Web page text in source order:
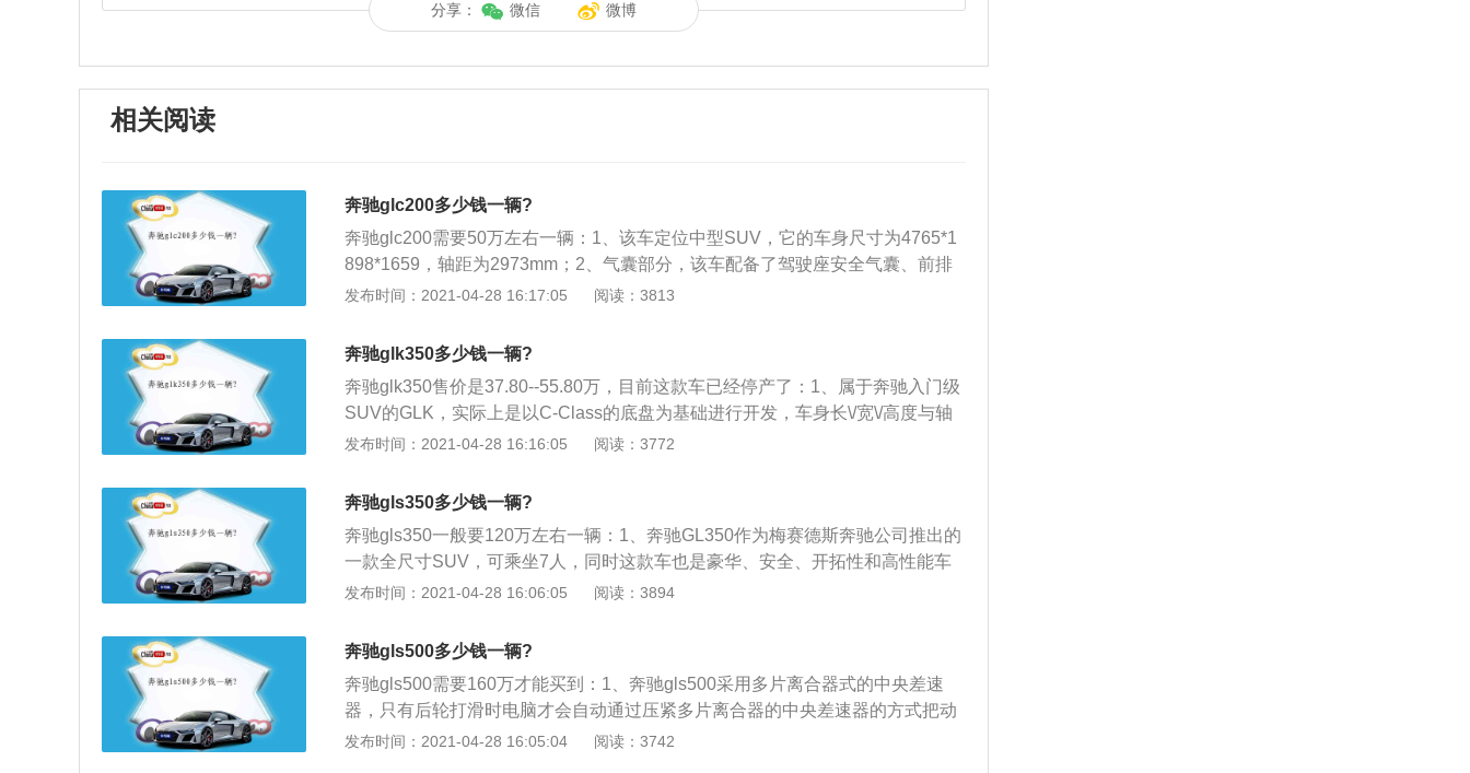
分享： 微信 微博
相关阅读
奔驰glc200多少钱一辆?
奔驰glc200需要50万左右一辆：1、该车定位中型SUV，它的车身尺寸为4765*1
898*1659，轴距为2973mm；2、气囊部分，该车配备了驾驶座安全气囊、前排
头部气囊、前排侧气囊、副驾驶座安全气囊、膝部气囊，给你全方位的保护，让
如你对天窗使用的频率比较高或者对通风采光的需求比较大，那这款车无疑能满
足你的要求；4、动力方面，2019款搭载了2.0T发动机，最大功率135kw\/5500rp
m（最大马力184），峰值扭矩300N·m\/1200-4000rpm传动方面，与这款发动机
匹配的是手自一体（变速箱）。
发布时间：2021-04-28 16:17:05 阅读：3813
奔驰glk350多少钱一辆?
奔驰glk350售价是37.80--55.80万，目前这款车已经停产了：1、属于奔驰入门级
SUV的GLK，实际上是以C-Class的底盘为基础进行开发，车身长\/宽\/高度与轴
距分别为4528\/1840\/1698mm以及2755mm；2、尺寸和常见的CR-V及奇骏差不
峭的A柱为前排乘客留出更多的头部空间，低平的地板也让腿部有更多活动空
间，实际乘坐之后，前、后座都拥有合理的膝部空间表现；4、此外，1698mm的
车身高度，让后座的头部空间表现也不错。在全景式电动天窗的配置下，前后排
乘客的开扬感不言而喻了；5、前65度、后73度的车门开启角度、比一般传统SU
V略低的离地高度、以及车门侧踏板都让乘员上下车更为轻松便利，在SUV中不
足一家人的出行需要了。
发布时间：2021-04-28 16:16:05 阅读：3772
奔驰gls350多少钱一辆?
奔驰gls350一般要120万左右一辆：1、奔驰GL350作为梅赛德斯奔驰公司推出的
一款全尺寸SUV，可乘坐7人，同时这款车也是豪华、安全、开拓性和高性能车
的典范；2、虽然GL350有着大胆的设计和充满力量感的车身，但在其惊人尺寸
级别车中的有力竞争者；3、GL350是一款柴油车，虽然是柴油车，但其动力却
丝毫不逊于奔驰GL450，美规奔驰GL350的发动机排量有3.0L，马力也达到了21
0ps，七挡手自一体变速箱，最大扭矩为543nm，大气自信的前脸，更加体现了
此款全尺寸SUV的霸气。
发布时间：2021-04-28 16:06:05 阅读：3894
奔驰gls500多少钱一辆?
奔驰gls500需要160万才能买到：1、奔驰gls500采用多片离合器式的中央差速
器，只有后轮打滑时电脑才会自动通过压紧多片离合器的中央差速器的方式把动
力传递给前轮，其响应速度很快，根本就感觉不出时滞来；2、再有它的四轮都
发布时间：2021-04-28 16:05:04 阅读：3742